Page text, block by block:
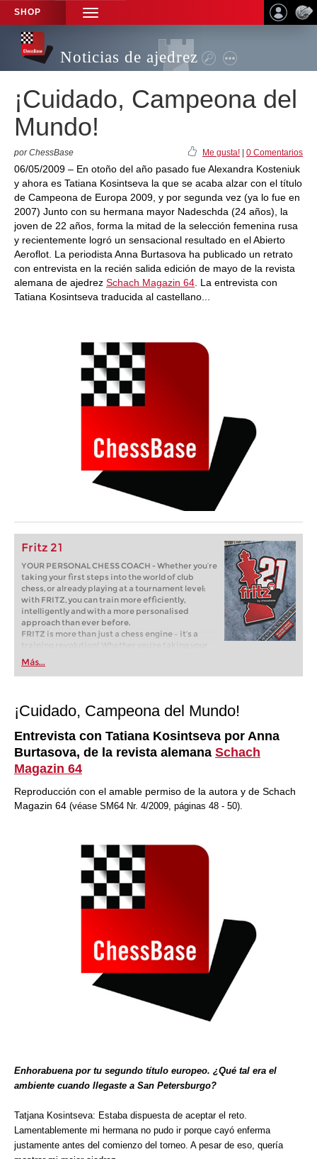
SHOP
TOGGLE
NAVIGATION
Noticias de ajedrez
¡Cuidado, Campeona del
Mundo!
por ChessBase Me gusta! 0 Comentarios
06/05/2009 – En otoño del año pasado fue Alexandra Kosteniuk
y ahora es Tatiana Kosintseva la que se acaba alzar con el título
de Campeona de Europa 2009, y por segunda vez (ya lo fue en
2007) Junto con su hermana mayor Nadeschda (24 años), la
joven de 22 años, forma la mitad de la selección femenina rusa
y recientemente logró un sensacional resultado en el Abierto
Aeroflot. La periodista Anna Burtasova ha publicado un retrato
con entrevista en la recién salida edición de mayo de la revista
alemana de ajedrez Schach Magazin 64 . La entrevista con
Tatiana Kosintseva traducida al castellano...
Fritz 21
YOUR PERSONAL CHESS COACH - Whether you’re
taking your first steps into the world of club
chess, or already playing at a tournament level:
with FRITZ, you can train more efficiently,
intelligently and with a more personalised
approach than ever before.
FRITZ is more than just a chess engine – it’s a
training revolution! Whether you’re taking your
first steps into the world of club chess, or already
playing at a tournament level: with FRITZ, you can
train more efficiently, intelligently and with a
Más...
¡Cuidado, Campeona del Mundo!
Entrevista con Tatiana Kosintseva por Anna
Burtasova, de la revista alemana Schach
Magazin 64
Reproducción con el amable permiso de la autora y de Schach
Magazin 64 (véase SM64 Nr. 4/2009, páginas 48 - 50).
Enhorabuena por tu segundo título europeo. ¿Qué tal era el
ambiente cuando llegaste a San Petersburgo?
Tatjana Kosintseva: Estaba dispuesta de aceptar el reto.
Lamentablemente mi hermana no pudo ir porque cayó enferma
justamente antes del comienzo del torneo. A pesar de eso, quería